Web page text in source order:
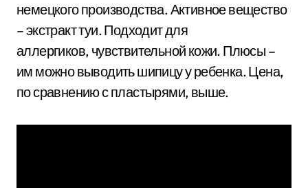
немецкого производства. Активное вещество
– экстракт туи. Подходит для
аллергиков, чувствительной кожи. Плюсы –
им можно выводить шипицу у ребенка. Цена,
по сравнению с пластырями, выше.